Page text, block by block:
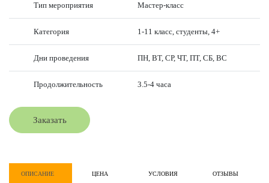
Тип мероприятия Мастер-класс
Категория 1-11 класс, студенты, 4+
Дни проведения ПН, ВТ, СР, ЧТ, ПТ, СБ, ВС
Продолжительность 3.5-4 часа
Заказать
ОПИСАНИЕ ЦЕНА УСЛОВИЯ ОТЗЫВЫ